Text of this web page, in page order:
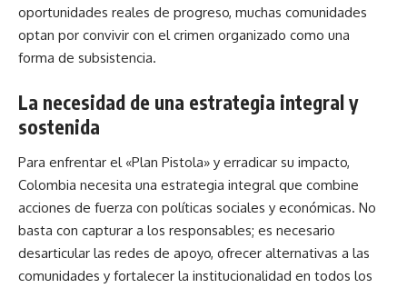
oportunidades reales de progreso, muchas comunidades
optan por convivir con el crimen organizado como una
forma de subsistencia.
La necesidad de una estrategia integral y
sostenida
Para enfrentar el «Plan Pistola» y erradicar su impacto,
Colombia necesita una estrategia integral que combine
acciones de fuerza con políticas sociales y económicas. No
basta con capturar a los responsables; es necesario
desarticular las redes de apoyo, ofrecer alternativas a las
comunidades y fortalecer la institucionalidad en todos los